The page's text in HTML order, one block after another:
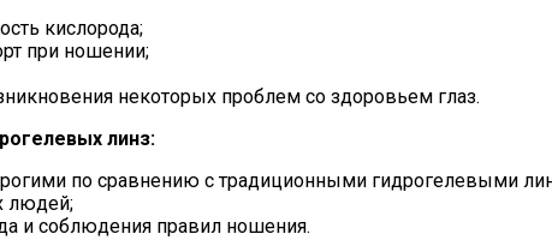
кислорода;
при ношении;
некоторых проблем со здоровьем глаз.
линз:
по сравнению с традиционными гидрогелевыми
людей;
и соблюдения правил ношения.